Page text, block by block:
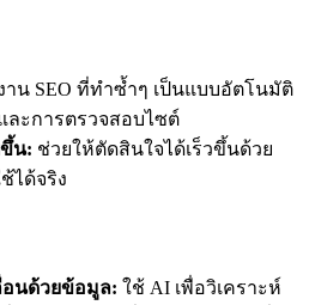
าน SEO ที่ทำซ้ำๆ เป็นแบบอัตโนมัติ
ละการตรวจสอบไซต์
ขึ้น: ช่วยให้ตัดสินใจได้เร็วขึ้นด้วย
ได้จริง
อนด้วยข้อมูล: ใช้ AI เพื่อวิเคราะห์